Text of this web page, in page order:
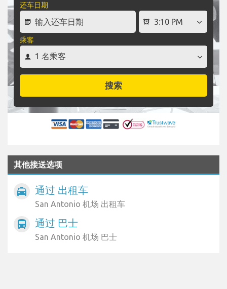
还车日期
乘客
搜索
其他接送选项
local_taxi 通过 出租车
San Antonio 机场 出租车
directions_bus 通过 巴士
San Antonio 机场 巴士